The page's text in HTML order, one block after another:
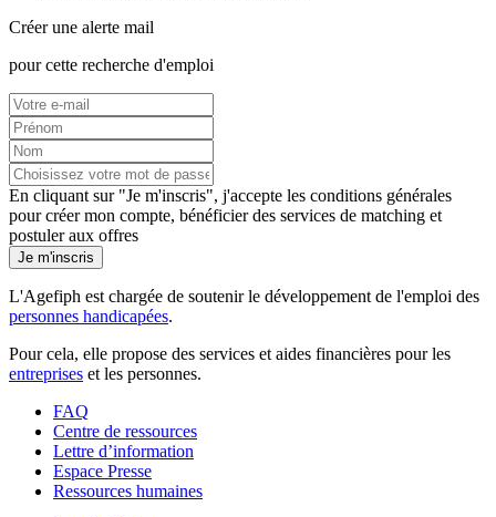
Créer une alerte mail
pour cette recherche d'emploi
En cliquant sur "Je m'inscris", j'accepte les conditions générales
pour créer mon compte, bénéficier des services de matching et
postuler aux offres
Je m'inscris
L'Agefiph est chargée de soutenir le développement de l'emploi des
personnes handicapées.
Pour cela, elle propose des services et aides financières pour les
entreprises et les personnes.
FAQ
Centre de ressources
Lettre d’information
Espace Presse
Ressources humaines